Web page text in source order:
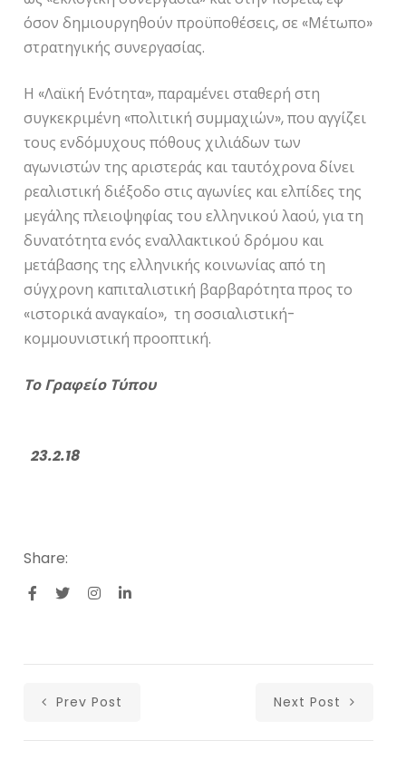
όσον δημιουργηθούν προϋποθέσεις, σε «Μέτωπο»
στρατηγικής συνεργασίας.
Η «Λαϊκή Ενότητα», παραμένει σταθερή στη
συγκεκριμένη «πολιτική συμμαχιών», που αγγίζει
τους ενδόμυχους πόθους χιλιάδων των
αγωνιστών της αριστεράς και ταυτόχρονα δίνει
ρεαλιστική διέξοδο στις αγωνίες και ελπίδες της
μεγάλης πλειοψηφίας του ελληνικού λαού, για τη
δυνατότητα ενός εναλλακτικού δρόμου και
μετάβασης της ελληνικής κοινωνίας από τη
σύγχρονη καπιταλιστική βαρβαρότητα προς το
«ιστορικά αναγκαίο», τη σοσιαλιστική-
κομμουνιστική προοπτική.
Το Γραφείο Τύπου
23.2.18
Share:
Prev Post Next Post